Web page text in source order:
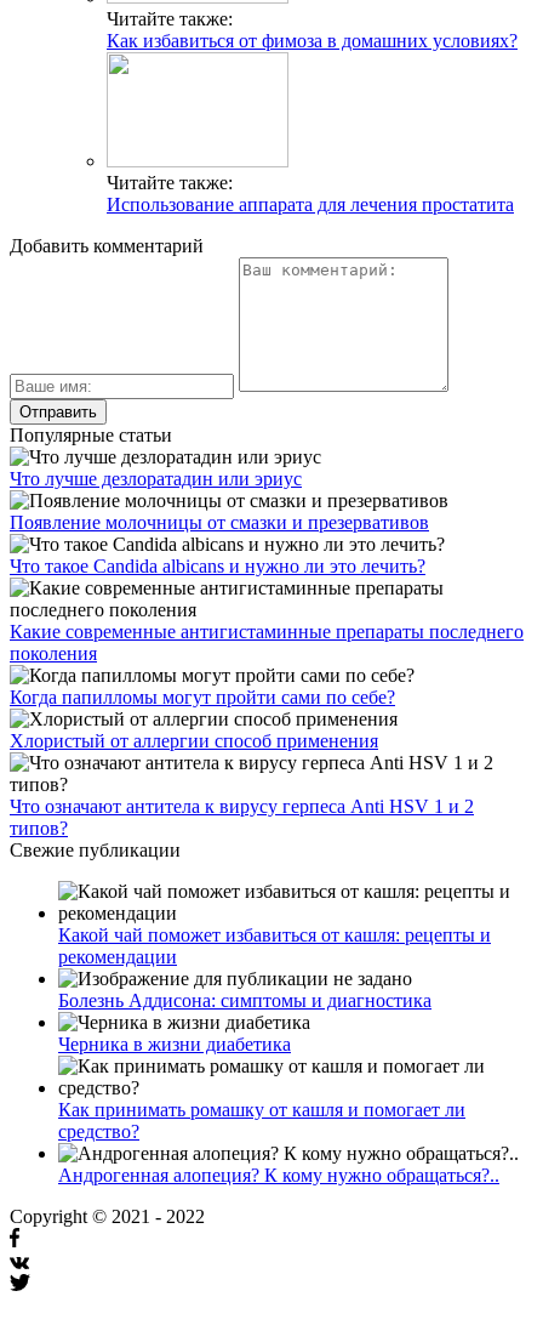
Читайте также:
Как избавиться от фимоза в домашних условиях?
Читайте также:
Использование аппарата для лечения простатита
Добавить комментарий
Популярные статьи
Что лучше дезлоратадин или эриус
Появление молочницы от смазки и презервативов
Что такое Candida albicans и нужно ли это лечить?
Какие современные антигистаминные препараты последнего
поколения
Когда папилломы могут пройти сами по себе?
Хлористый от аллергии способ применения
Что означают антитела к вирусу герпеса Anti HSV 1 и 2
типов?
Свежие публикации
Какой чай поможет избавиться от кашля: рецепты и
рекомендации
Болезнь Аддисона: симптомы и диагностика
Черника в жизни диабетика
Как принимать ромашку от кашля и помогает ли
средство?
Андрогенная алопеция? К кому нужно обращаться?..
Copyright © 2021 - 2022